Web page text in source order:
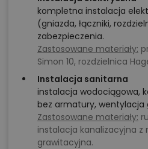
kompletna instalacja
(gniazda, łączniki,
zabezpieczenia.
Zastosowane materiały:
Simon 10, rozdzielnica
Instalacja sanitarna
instalacja wodociągowa,
bez armatury, wentylacja
Zastosowane materiały:
instalacja kanalizacyjna z
grawitacyjna.